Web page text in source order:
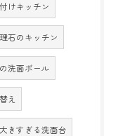
けキッチン
石のキッチン
洗面ボール
え
大きすぎる洗面台